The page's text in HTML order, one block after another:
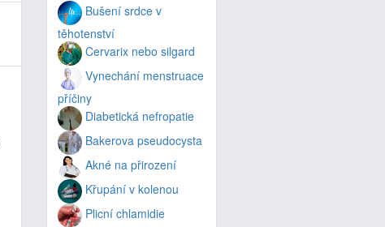
Bušení srdce v
těhotenství
Cervarix nebo silgard
Vynechání menstruace
příčiny
Diabetická nefropatie
Bakerova pseudocysta
Akné na přirození
Křupání v kolenou
Plicní chlamidie